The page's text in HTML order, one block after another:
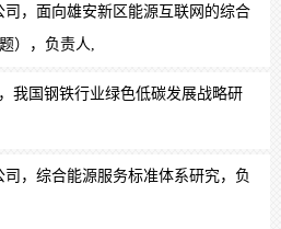
司，面向雄安新区能源互联网的综合
），负责人,
我国钢铁行业绿色低碳发展战略研
司，综合能源服务标准体系研究，负